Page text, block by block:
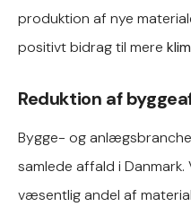
produktion af nye
positivt bidrag til mere
Reduktion af
Bygge- og
samlede affald i Danmark.
væsentlig andel af